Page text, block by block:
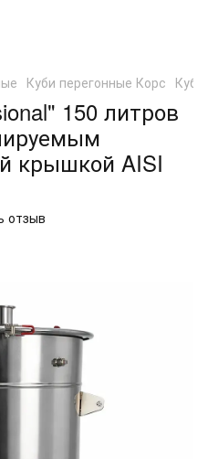
Куби перегонные Корс Куб
150 литров
крышкой AISI
отзыв